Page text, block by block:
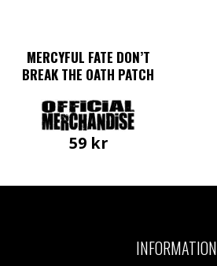
MERCYFUL FATE DON’T
BREAK THE OATH PATCH
59 kr
INFORMATION